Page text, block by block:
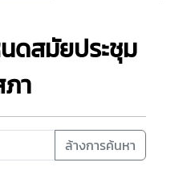
ดสมัยประชุม
า
ล้างการค้นหา